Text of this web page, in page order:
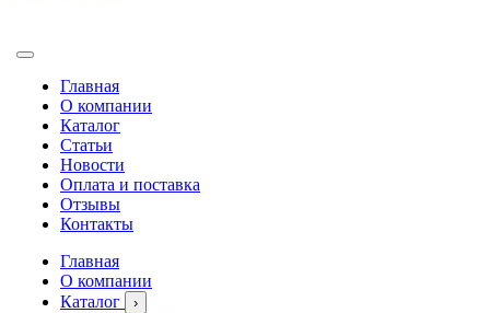
Главная
О компании
Каталог
Статьи
Новости
Оплата и поставка
Отзывы
Контакты
Главная
О компании
Каталог
›